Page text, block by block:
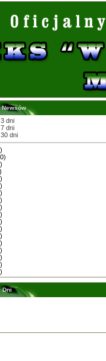
Newsów
dni
dni
dni
Dni